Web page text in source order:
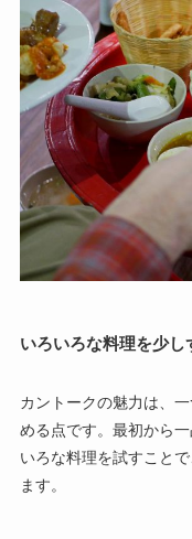
いろいろな料理を少し
カントークの魅力は、
める点です。最初から
いろな料理を試すこと
ます。